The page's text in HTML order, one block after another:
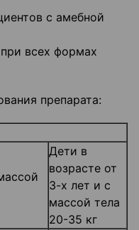
с амебной
всех формах
препарата:
Дети в
возрасте от
3-х лет и с
массой тела
20-35 кг